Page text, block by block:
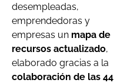
desempleadas,
emprendedoras y
empresas un mapa de
recursos actualizado,
elaborado gracias a la
colaboración de las 44